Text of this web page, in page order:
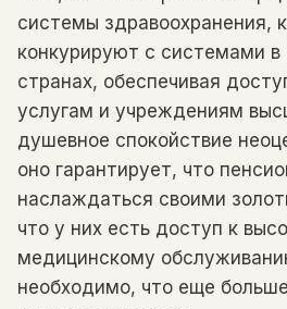
системы здравоохранения,
конкурируют с системами в
странах, обеспечивая
услугам и учреждениям
душевное спокойствие
оно гарантирует, что
наслаждаться своими
что у них есть доступ к
медицинскому
необходимо, что еще